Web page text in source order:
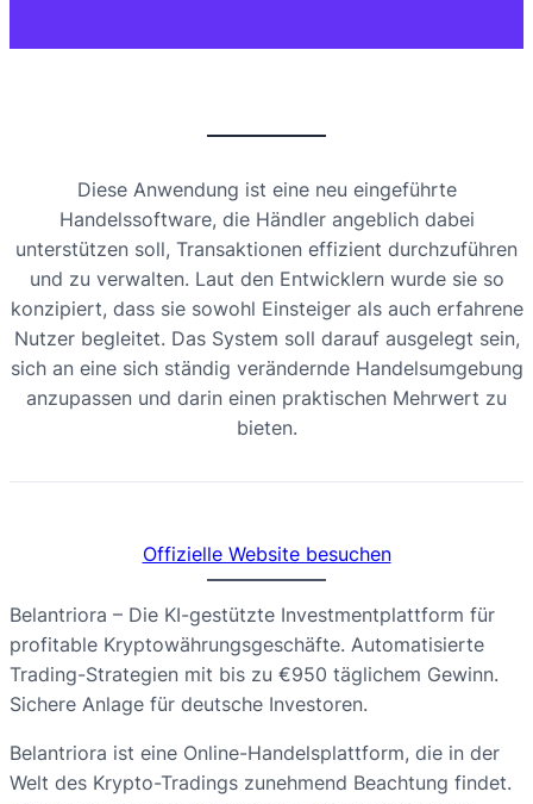
Diese Anwendung ist eine neu eingeführte
Handelssoftware, die Händler angeblich dabei
unterstützen soll, Transaktionen effizient durchzuführen
und zu verwalten. Laut den Entwicklern wurde sie so
konzipiert, dass sie sowohl Einsteiger als auch erfahrene
Nutzer begleitet. Das System soll darauf ausgelegt sein,
sich an eine sich ständig verändernde Handelsumgebung
anzupassen und darin einen praktischen Mehrwert zu
bieten.
Offizielle Website besuchen
Belantriora – Die KI-gestützte Investmentplattform für
profitable Kryptowährungsgeschäfte. Automatisierte
Trading-Strategien mit bis zu €950 täglichem Gewinn.
Sichere Anlage für deutsche Investoren.
Belantriora ist eine Online-Handelsplattform, die in der
Welt des Krypto-Tradings zunehmend Beachtung findet.